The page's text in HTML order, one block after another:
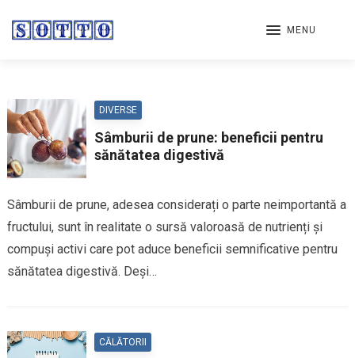
MENU
DIVERSE
Sâmburii de prune: beneficii pentru
sănătatea digestivă
Sâmburii de prune, adesea considerați o parte neimportantă a
fructului, sunt în realitate o sursă valoroasă de nutrienți și
compuși activi care pot aduce beneficii semnificative pentru
sănătatea digestivă. Deși…
CĂLĂTORII